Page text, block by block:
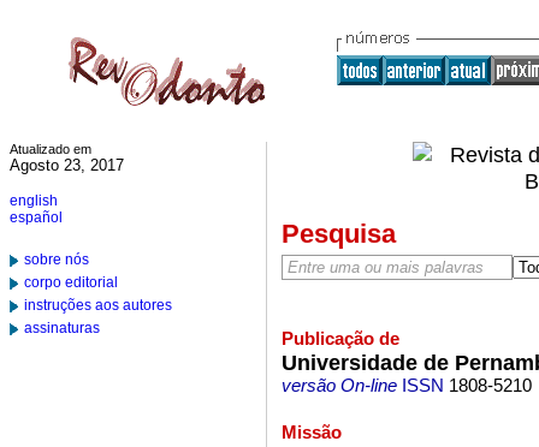
Atualizado em
Agosto 23, 2017
english
español
sobre nós
corpo editorial
instruções aos autores
assinaturas
Pesquisa
Publicação de
Universidade de
versão On-lineISSN 1808-5210
Missão